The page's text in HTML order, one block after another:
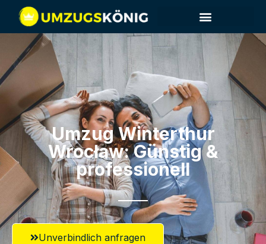
Umzug Winterthur​
Wrocław: Günstig &
professionell​
Unverbindlich anfragen